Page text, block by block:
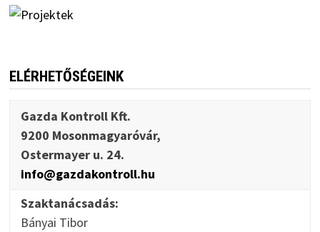
ELÉRHETŐSÉGEINK
Gazda Kontroll Kft.
9200 Mosonmagyaróvár,
Ostermayer u. 24.
info@gazdakontroll.hu
Szaktanácsadás:
Bányai Tibor